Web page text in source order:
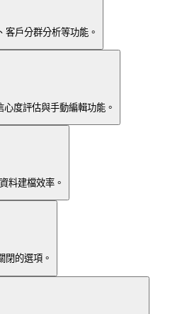
戶分群分析等功能。
度評估與手動編輯功能。
料建檔效率。
閉的選項。